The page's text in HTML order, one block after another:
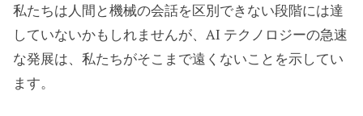
私たちは人間と機械の会話を区別できない段階には達
していないかもしれませんが、AI テクノロジーの急速
な発展は、私たちがそこまで遠くないことを示してい
ます。